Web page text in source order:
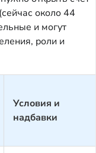
около 44
и могут
роли и
Условия и
надбавки